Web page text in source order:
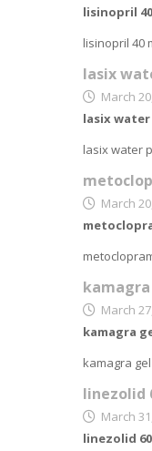
lisinopril
lisinopril 40
lasix
March
lasix
lasix water
March
March
kamagra
kamagra gel
linezolid
March
linezolid